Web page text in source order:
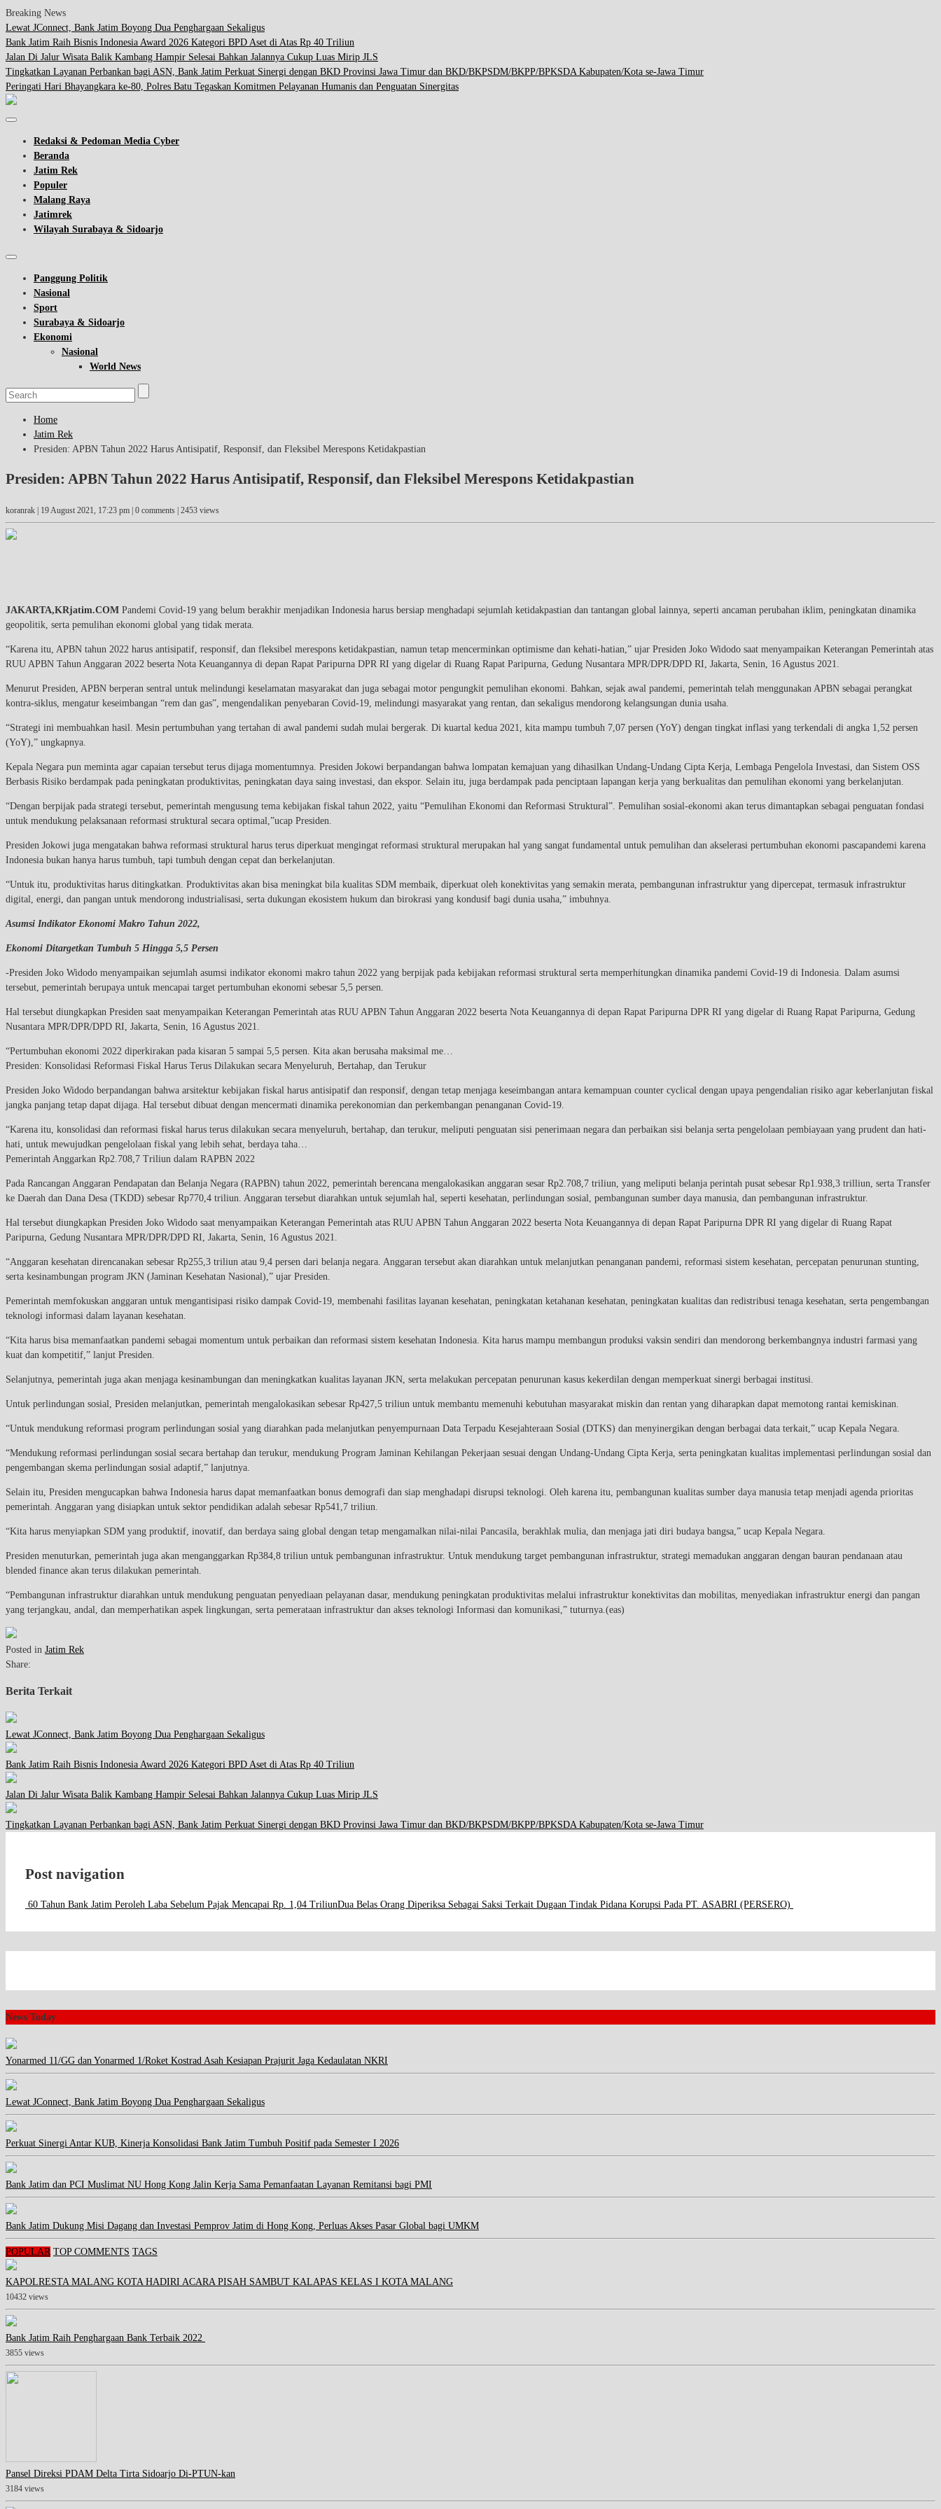
Breaking News
Lewat JConnect, Bank Jatim Boyong Dua Penghargaan Sekaligus
Bank Jatim Raih Bisnis Indonesia Award 2026 Kategori BPD Aset di Atas Rp 40 Triliun
Jalan Di Jalur Wisata Balik Kambang Hampir Selesai Bahkan Jalannya Cukup Luas Mirip JLS
Tingkatkan Layanan Perbankan bagi ASN, Bank Jatim Perkuat Sinergi dengan BKD Provinsi Jawa Timur dan BKD/BKPSDM/BKPP/BPKSDA Kabupaten/Kota se-Jawa Timur
Peringati Hari Bhayangkara ke-80, Polres Batu Tegaskan Komitmen Pelayanan Humanis dan Penguatan Sinergitas
Redaksi & Pedoman Media Cyber
Beranda
Jatim Rek
Populer
Malang Raya
Jatimrek
Wilayah Surabaya & Sidoarjo
Panggung Politik
Nasional
Sport
Surabaya & Sidoarjo
Ekonomi
Nasional
World News
Home
Jatim Rek
Presiden: APBN Tahun 2022 Harus Antisipatif, Responsif, dan Fleksibel Merespons Ketidakpastian
Presiden: APBN Tahun 2022 Harus Antisipatif, Responsif, dan Fleksibel Merespons Ketidakpastian
koranrak | 19 August 2021, 17:23 pm | 0 comments | 2453 views
JAKARTA,KRjatim.COM Pandemi Covid-19 yang belum berakhir menjadikan Indonesia harus bersiap menghadapi sejumlah ketidakpastian dan tantangan global lainnya, seperti ancaman perubahan iklim, peningkatan dinamika
geopolitik, serta pemulihan ekonomi global yang tidak merata.
“Karena itu, APBN tahun 2022 harus antisipatif, responsif, dan fleksibel merespons ketidakpastian, namun tetap mencerminkan optimisme dan kehati-hatian,” ujar Presiden Joko Widodo saat menyampaikan Keterangan Pemerintah atas
RUU APBN Tahun Anggaran 2022 beserta Nota Keuangannya di depan Rapat Paripurna DPR RI yang digelar di Ruang Rapat Paripurna, Gedung Nusantara MPR/DPR/DPD RI, Jakarta, Senin, 16 Agustus 2021.
Menurut Presiden, APBN berperan sentral untuk melindungi keselamatan masyarakat dan juga sebagai motor pengungkit pemulihan ekonomi. Bahkan, sejak awal pandemi, pemerintah telah menggunakan APBN sebagai perangkat
kontra-siklus, mengatur keseimbangan “rem dan gas”, mengendalikan penyebaran Covid-19, melindungi masyarakat yang rentan, dan sekaligus mendorong kelangsungan dunia usaha.
“Strategi ini membuahkan hasil. Mesin pertumbuhan yang tertahan di awal pandemi sudah mulai bergerak. Di kuartal kedua 2021, kita mampu tumbuh 7,07 persen (YoY) dengan tingkat inflasi yang terkendali di angka 1,52 persen
(YoY),” ungkapnya.
Kepala Negara pun meminta agar capaian tersebut terus dijaga momentumnya. Presiden Jokowi berpandangan bahwa lompatan kemajuan yang dihasilkan Undang-Undang Cipta Kerja, Lembaga Pengelola Investasi, dan Sistem OSS
Berbasis Risiko berdampak pada peningkatan produktivitas, peningkatan daya saing investasi, dan ekspor. Selain itu, juga berdampak pada penciptaan lapangan kerja yang berkualitas dan pemulihan ekonomi yang berkelanjutan.
“Dengan berpijak pada strategi tersebut, pemerintah mengusung tema kebijakan fiskal tahun 2022, yaitu “Pemulihan Ekonomi dan Reformasi Struktural”. Pemulihan sosial-ekonomi akan terus dimantapkan sebagai penguatan fondasi
untuk mendukung pelaksanaan reformasi struktural secara optimal,”ucap Presiden.
Presiden Jokowi juga mengatakan bahwa reformasi struktural harus terus diperkuat mengingat reformasi struktural merupakan hal yang sangat fundamental untuk pemulihan dan akselerasi pertumbuhan ekonomi pascapandemi karena
Indonesia bukan hanya harus tumbuh, tapi tumbuh dengan cepat dan berkelanjutan.
“Untuk itu, produktivitas harus ditingkatkan. Produktivitas akan bisa meningkat bila kualitas SDM membaik, diperkuat oleh konektivitas yang semakin merata, pembangunan infrastruktur yang dipercepat, termasuk infrastruktur
digital, energi, dan pangan untuk mendorong industrialisasi, serta dukungan ekosistem hukum dan birokrasi yang kondusif bagi dunia usaha,” imbuhnya.
Asumsi Indikator Ekonomi Makro Tahun 2022,
Ekonomi Ditargetkan Tumbuh 5 Hingga 5,5 Persen
-Presiden Joko Widodo menyampaikan sejumlah asumsi indikator ekonomi makro tahun 2022 yang berpijak pada kebijakan reformasi struktural serta memperhitungkan dinamika pandemi Covid-19 di Indonesia. Dalam asumsi
tersebut, pemerintah berupaya untuk mencapai target pertumbuhan ekonomi sebesar 5,5 persen.
Hal tersebut diungkapkan Presiden saat menyampaikan Keterangan Pemerintah atas RUU APBN Tahun Anggaran 2022 beserta Nota Keuangannya di depan Rapat Paripurna DPR RI yang digelar di Ruang Rapat Paripurna, Gedung
Nusantara MPR/DPR/DPD RI, Jakarta, Senin, 16 Agustus 2021.
“Pertumbuhan ekonomi 2022 diperkirakan pada kisaran 5 sampai 5,5 persen. Kita akan berusaha maksimal me…
Presiden: Konsolidasi Reformasi Fiskal Harus Terus Dilakukan secara Menyeluruh, Bertahap, dan Terukur
Presiden Joko Widodo berpandangan bahwa arsitektur kebijakan fiskal harus antisipatif dan responsif, dengan tetap menjaga keseimbangan antara kemampuan counter cyclical dengan upaya pengendalian risiko agar keberlanjutan fiskal
jangka panjang tetap dapat dijaga. Hal tersebut dibuat dengan mencermati dinamika perekonomian dan perkembangan penanganan Covid-19.
“Karena itu, konsolidasi dan reformasi fiskal harus terus dilakukan secara menyeluruh, bertahap, dan terukur, meliputi penguatan sisi penerimaan negara dan perbaikan sisi belanja serta pengelolaan pembiayaan yang prudent dan hati-
hati, untuk mewujudkan pengelolaan fiskal yang lebih sehat, berdaya taha…
Pemerintah Anggarkan Rp2.708,7 Triliun dalam RAPBN 2022
Pada Rancangan Anggaran Pendapatan dan Belanja Negara (RAPBN) tahun 2022, pemerintah berencana mengalokasikan anggaran sesar Rp2.708,7 triliun, yang meliputi belanja perintah pusat sebesar Rp1.938,3 trilliun, serta Transfer
ke Daerah dan Dana Desa (TKDD) sebesar Rp770,4 triliun. Anggaran tersebut diarahkan untuk sejumlah hal, seperti kesehatan, perlindungan sosial, pembangunan sumber daya manusia, dan pembangunan infrastruktur.
Hal tersebut diungkapkan Presiden Joko Widodo saat menyampaikan Keterangan Pemerintah atas RUU APBN Tahun Anggaran 2022 beserta Nota Keuangannya di depan Rapat Paripurna DPR RI yang digelar di Ruang Rapat
Paripurna, Gedung Nusantara MPR/DPR/DPD RI, Jakarta, Senin, 16 Agustus 2021.
“Anggaran kesehatan direncanakan sebesar Rp255,3 triliun atau 9,4 persen dari belanja negara. Anggaran tersebut akan diarahkan untuk melanjutkan penanganan pandemi, reformasi sistem kesehatan, percepatan penurunan stunting,
serta kesinambungan program JKN (Jaminan Kesehatan Nasional),” ujar Presiden.
Pemerintah memfokuskan anggaran untuk mengantisipasi risiko dampak Covid-19, membenahi fasilitas layanan kesehatan, peningkatan ketahanan kesehatan, peningkatan kualitas dan redistribusi tenaga kesehatan, serta pengembangan
teknologi informasi dalam layanan kesehatan.
“Kita harus bisa memanfaatkan pandemi sebagai momentum untuk perbaikan dan reformasi sistem kesehatan Indonesia. Kita harus mampu membangun produksi vaksin sendiri dan mendorong berkembangnya industri farmasi yang
kuat dan kompetitif,” lanjut Presiden.
Selanjutnya, pemerintah juga akan menjaga kesinambungan dan meningkatkan kualitas layanan JKN, serta melakukan percepatan penurunan kasus kekerdilan dengan memperkuat sinergi berbagai institusi.
Untuk perlindungan sosial, Presiden melanjutkan, pemerintah mengalokasikan sebesar Rp427,5 triliun untuk membantu memenuhi kebutuhan masyarakat miskin dan rentan yang diharapkan dapat memotong rantai kemiskinan.
“Untuk mendukung reformasi program perlindungan sosial yang diarahkan pada melanjutkan penyempurnaan Data Terpadu Kesejahteraan Sosial (DTKS) dan menyinergikan dengan berbagai data terkait,” ucap Kepala Negara.
“Mendukung reformasi perlindungan sosial secara bertahap dan terukur, mendukung Program Jaminan Kehilangan Pekerjaan sesuai dengan Undang-Undang Cipta Kerja, serta peningkatan kualitas implementasi perlindungan sosial dan
pengembangan skema perlindungan sosial adaptif,” lanjutnya.
Selain itu, Presiden mengucapkan bahwa Indonesia harus dapat memanfaatkan bonus demografi dan siap menghadapi disrupsi teknologi. Oleh karena itu, pembangunan kualitas sumber daya manusia tetap menjadi agenda prioritas
pemerintah. Anggaran yang disiapkan untuk sektor pendidikan adalah sebesar Rp541,7 triliun.
“Kita harus menyiapkan SDM yang produktif, inovatif, dan berdaya saing global dengan tetap mengamalkan nilai-nilai Pancasila, berakhlak mulia, dan menjaga jati diri budaya bangsa,” ucap Kepala Negara.
Presiden menuturkan, pemerintah juga akan menganggarkan Rp384,8 triliun untuk pembangunan infrastruktur. Untuk mendukung target pembangunan infrastruktur, strategi memadukan anggaran dengan bauran pendanaan atau
blended finance akan terus dilakukan pemerintah.
“Pembangunan infrastruktur diarahkan untuk mendukung penguatan penyediaan pelayanan dasar, mendukung peningkatan produktivitas melalui infrastruktur konektivitas dan mobilitas, menyediakan infrastruktur energi dan pangan
yang terjangkau, andal, dan memperhatikan aspek lingkungan, serta pemerataan infrastruktur dan akses teknologi Informasi dan komunikasi,” tuturnya.(eas)
Posted in Jatim Rek
Share:
Berita Terkait
Lewat JConnect, Bank Jatim Boyong Dua Penghargaan Sekaligus
Bank Jatim Raih Bisnis Indonesia Award 2026 Kategori BPD Aset di Atas Rp 40 Triliun
Jalan Di Jalur Wisata Balik Kambang Hampir Selesai Bahkan Jalannya Cukup Luas Mirip JLS
Tingkatkan Layanan Perbankan bagi ASN, Bank Jatim Perkuat Sinergi dengan BKD Provinsi Jawa Timur dan BKD/BKPSDM/BKPP/BPKSDA Kabupaten/Kota se-Jawa Timur
Post navigation
60 Tahun Bank Jatim Peroleh Laba Sebelum Pajak Mencapai Rp. 1,04 TriliunDua Belas Orang Diperiksa Sebagai Saksi Terkait Dugaan Tindak Pidana Korupsi Pada PT. ASABRI (PERSERO)
News Today
Yonarmed 11/GG dan Yonarmed 1/Roket Kostrad Asah Kesiapan Prajurit Jaga Kedaulatan NKRI
Lewat JConnect, Bank Jatim Boyong Dua Penghargaan Sekaligus
Perkuat Sinergi Antar KUB, Kinerja Konsolidasi Bank Jatim Tumbuh Positif pada Semester I 2026
Bank Jatim dan PCI Muslimat NU Hong Kong Jalin Kerja Sama Pemanfaatan Layanan Remitansi bagi PMI
Bank Jatim Dukung Misi Dagang dan Investasi Pemprov Jatim di Hong Kong, Perluas Akses Pasar Global bagi UMKM
POPULAR TOP COMMENTS TAGS
KAPOLRESTA MALANG KOTA HADIRI ACARA PISAH SAMBUT KALAPAS KELAS I KOTA MALANG
10432 views
Bank Jatim Raih Penghargaan Bank Terbaik 2022
3855 views
Pansel Direksi PDAM Delta Tirta Sidoarjo Di-PTUN-kan
3184 views